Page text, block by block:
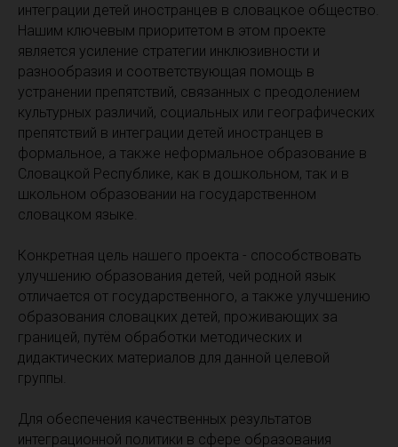
интеграции детей иностранцев в словацкое общество.
Нашим ключевым приоритетом в этом проекте
является усиление стратегии инклюзивности и
разнообразия и соответствующая помощь в
устранении препятствий, связанных с преодолением
культурных различий, социальных или географических
препятствий в интеграции детей иностранцев в
формальное, а также неформальное образование в
Словацкой Республике, как в дошкольном, так и в
школьном образовании на государственном
словацком языке.
Конкретная цель нашего проекта - способствовать
улучшению образования детей, чей родной язык
отличается от государственного, а также улучшению
образования словацких детей, проживающих за
границей, путём обработки методических и
дидактических материалов для данной целевой
группы.
Для обеспечения качественных результатов
интеграционной политики в сфере образования